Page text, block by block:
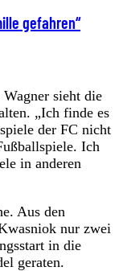
gefahren“
sieht die
„Ich finde es
der FC nicht
Ich
in anderen
Aus den
nur zwei
in die
geraten.